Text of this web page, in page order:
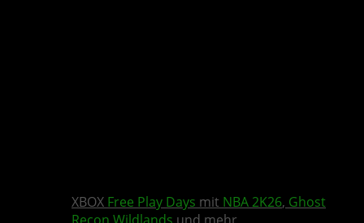
XBOX Free Play Days mit NBA 2K26, Ghost